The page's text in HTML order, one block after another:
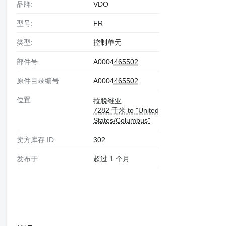
品牌: VDO
型号: FR
类型: 控制单元
部件号: A0004465502
原件目录编号: A0004465502
位置:
拉脱维亚
7282 千米 to "United
States/Columbus"
卖方库存 ID: 302
发布于: 超过 1 个月